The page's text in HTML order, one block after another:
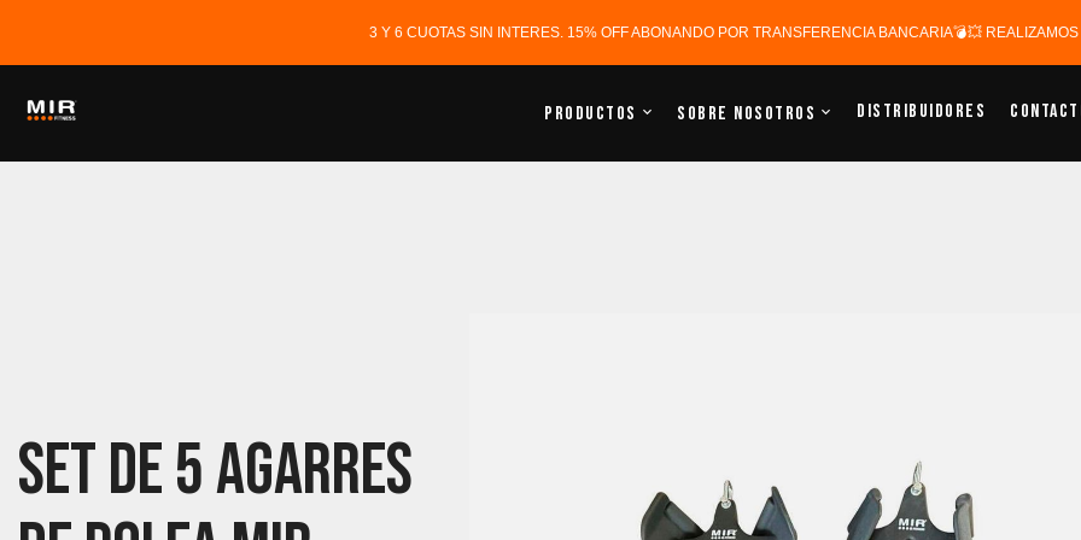
3 Y 6 CUOTAS SIN INTERES. 15% OFF ABONANDO POR TRANSFERENCIA BANCARIA💣💥 REALIZAMOS
Productos Sobre Nosotros Distribuidores
Set De 5 Agarres